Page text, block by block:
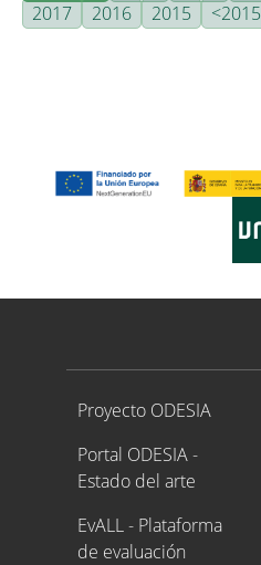
2017
2016 2015 <2015
Proyecto ODESIA
Proyecto ODESIA
Portal ODESIA -
Estado del arte
EvALL - Plataforma
de evaluación